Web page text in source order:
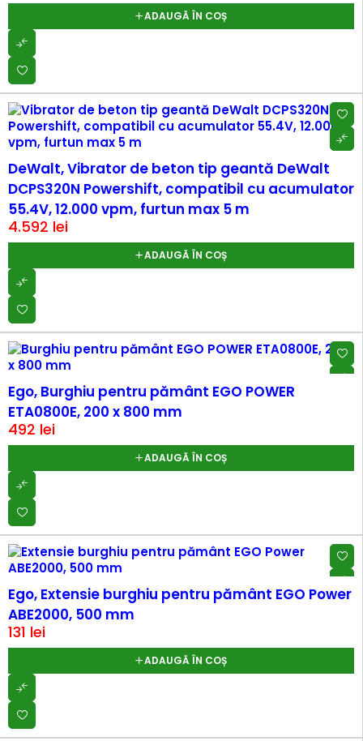
ADAUGĂ ÎN COȘ
DeWalt, Vibrator de beton tip geantă DeWalt
DCPS320N Powershift, compatibil cu acumulator
55.4V, 12.000 vpm, furtun max 5 m
4.592 lei
ADAUGĂ ÎN COȘ
Ego, Burghiu pentru pământ EGO POWER
ETA0800E, 200 x 800 mm
492 lei
ADAUGĂ ÎN COȘ
Ego, Extensie burghiu pentru pământ EGO Power
ABE2000, 500 mm
131 lei
ADAUGĂ ÎN COȘ